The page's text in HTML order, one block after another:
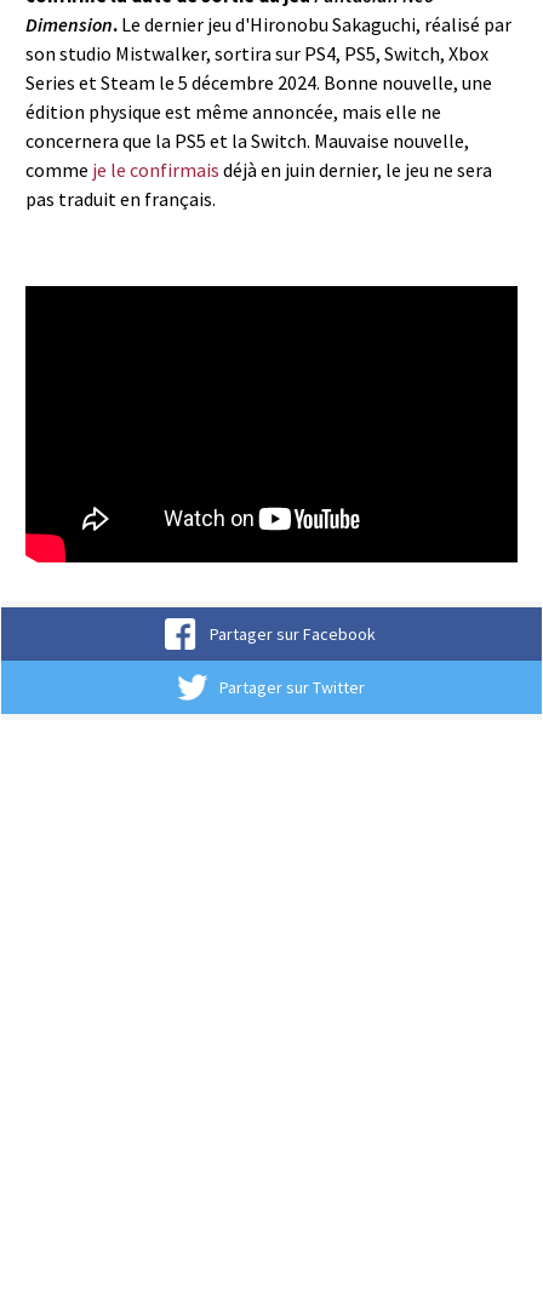
Dimension. Le dernier jeu d'Hironobu Sakaguchi, réalisé par
son studio Mistwalker, sortira sur PS4, PS5, Switch, Xbox
Series et Steam le 5 décembre 2024. Bonne nouvelle, une
édition physique est même annoncée, mais elle ne
concernera que la PS5 et la Switch. Mauvaise nouvelle,
comme je le confirmais déjà en juin dernier, le jeu ne sera
pas traduit en français.
Partager sur Facebook
Partager sur Twitter